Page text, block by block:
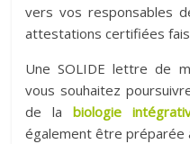
vers vos responsables
attestations certifiées
Une SOLIDE lettre de
vous souhaitez
de labiologie
également être préparée